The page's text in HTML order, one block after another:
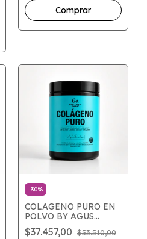
-30%
COLAGENO PURO EN
POLVO BY AGUS
DANDRI
$37.457,00 $53.510,00